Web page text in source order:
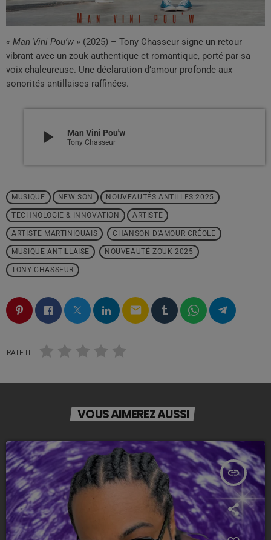
« Man Vini Pou’w » (2025) – Tony Chasseur signe un retour
vibrant avec un zouk authentique et romantique, porté par sa
voix chaleureuse. Une déclaration d’amour profonde aux
sonorités antillaises raffinées.
play_arrow Man Vini Pou'w
Tony Chasseur
MUSIQUE NEW SON NOUVEAUTÉS ANTILLES 2025
TECHNOLOGIE & INNOVATION ARTISTE
ARTISTE MARTINIQUAIS CHANSON D'AMOUR CRÉOLE
MUSIQUE ANTILLAISE NOUVEAUTÉ ZOUK 2025
TONY CHASSEUR
email
RATE IT
VOUS AIMEREZ AUSSI
insert_link